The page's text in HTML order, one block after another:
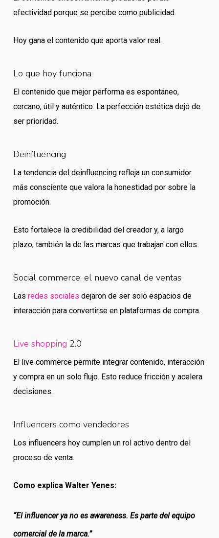
efectividad porque se percibe como publicidad.
Hoy gana el contenido que aporta valor real.
Lo que hoy funciona
El contenido que mejor performa es espontáneo,
cercano, útil y auténtico. La perfección estética dejó de
ser prioridad.
Deinfluencing
La tendencia del deinfluencing refleja un consumidor
más consciente que valora la honestidad por sobre la
promoción.
Esto fortalece la credibilidad del creador y, a largo
plazo, también la de las marcas que trabajan con ellos.
Social commerce: el nuevo canal de ventas
Las redes sociales dejaron de ser solo espacios de
interacción para convertirse en plataformas de compra.
Live shopping 2.0
El live commerce permite integrar contenido, interacción
y compra en un solo flujo. Esto reduce fricción y acelera
decisiones.
Influencers como vendedores
Los influencers hoy cumplen un rol activo dentro del
proceso de venta.
Como explica Walter Yenes:
“El influencer ya no es awareness. Es parte del equipo
comercial de la marca.”